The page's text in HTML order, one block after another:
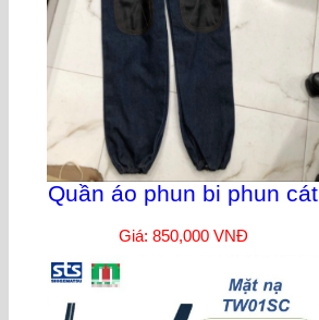
Quần áo phun bi phun cát
Giá: 850,000 VNĐ